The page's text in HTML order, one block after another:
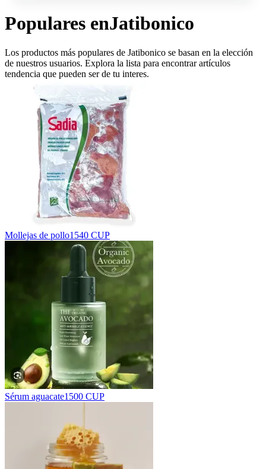
Populares enJatibonico
Los productos más populares de Jatibonico se basan en la elección
de nuestros usuarios. Explora la lista para encontrar artículos
tendencia que pueden ser de tu interes.
Mollejas de pollo1540 CUP
Sérum aguacate1500 CUP